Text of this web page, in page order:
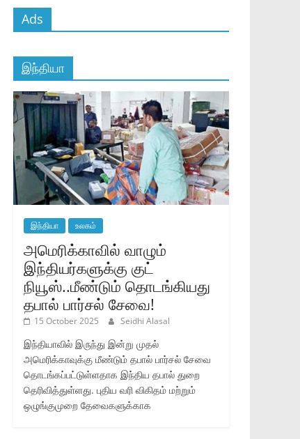
Ads
இந்தியா
இந்தியா உலகம்
அமெரிக்காவில் வாழும்
இந்தியர்களுக்கு குட்
நியூஸ்..மீண்டும் தொடங்கியது
தபால் பார்சல் சேவை!
15 October 2025 Seidhi Alasal
இந்தியாவில் இருந்து இன்று முதல்
அமெரிக்காவுக்கு மீண்டும் தபால் பார்சல் சேவை
தொடங்கப்பட்டுள்ளதாக இந்திய தபால் துறை
தெரிவித்துள்ளது. புதிய வரி விகிதம் மற்றும்
ஒழுங்குமுறை தேவைகளுக்காக